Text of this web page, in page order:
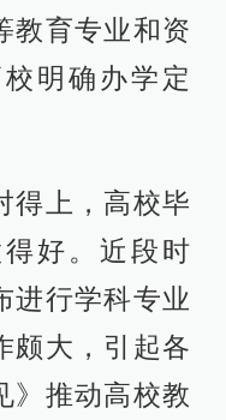
教育专业和资
明确办学定
得上，高校毕
好。近段时
进行学科专业
颇大，引起各
》推动高校教